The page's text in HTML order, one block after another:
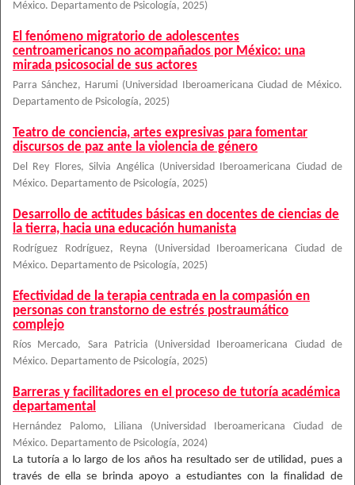
México. Departamento de Psicología, 2025)
El fenómeno migratorio de adolescentes
centroamericanos no acompañados por México: una
mirada psicosocial de sus actores
Parra Sánchez, Harumi (Universidad Iberoamericana Ciudad de México.
Departamento de Psicología, 2025)
Teatro de conciencia, artes expresivas para fomentar
discursos de paz ante la violencia de género
Del Rey Flores, Silvia Angélica (Universidad Iberoamericana Ciudad de
México. Departamento de Psicología, 2025)
Desarrollo de actitudes básicas en docentes de ciencias de
la tierra, hacia una educación humanista
Rodríguez Rodríguez, Reyna (Universidad Iberoamericana Ciudad de
México. Departamento de Psicología, 2025)
Efectividad de la terapia centrada en la compasión en
personas con transtorno de estrés postraumático
complejo
Ríos Mercado, Sara Patricia (Universidad Iberoamericana Ciudad de
México. Departamento de Psicología, 2025)
Barreras y facilitadores en el proceso de tutoría académica
departamental
Hernández Palomo, Liliana (Universidad Iberoamericana Ciudad de
México. Departamento de Psicología, 2024)
La tutoría a lo largo de los años ha resultado ser de utilidad, pues a
través de ella se brinda apoyo a estudiantes con la finalidad de